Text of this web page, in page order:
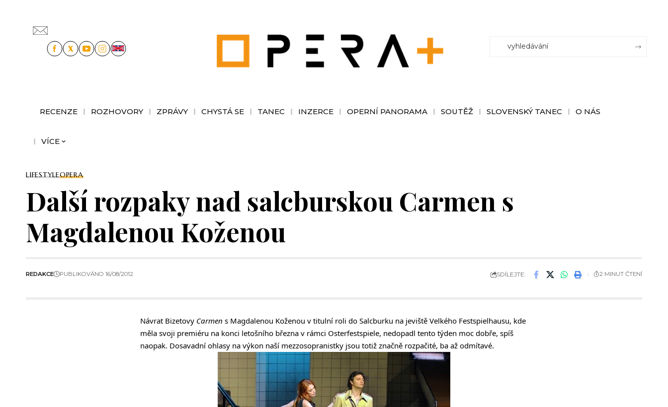
RECENZE ROZHOVORY ZPRÁVY CHYSTÁ SE TANEC INZERCE OPERNÍ PANORAMA SOUTĚŽ SLOVENSKÝ TANEC O NÁS
VÍCE
LIFESTYLEOPERA
Další rozpaky nad salcburskou Carmen s
Magdalenou Koženou
REDAKCE PUBLIKOVÁNO 16/08/2012 SDÍLEJTE: 2 MINUT ČTENÍ
Návrat Bizetovy Carmen s Magdalenou Koženou v titulní roli do Salcburku na jeviště Velkého Festspielhausu, kde
měla svoji premiéru na konci letošního března v rámci Osterfestspiele, nedopadl tento týden moc dobře, spíš
naopak. Dosavadní ohlasy na výkon naší mezzosopranistky jsou totiž značně rozpačité, ba až odmítavé.